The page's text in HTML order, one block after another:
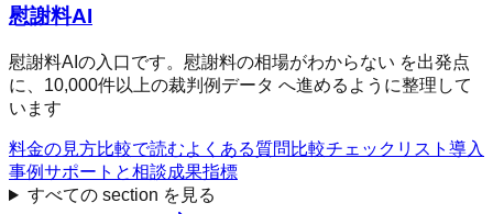
慰謝料AI
慰謝料AIの入口です。慰謝料の相場がわからない を出発点
に、10,000件以上の裁判例データ へ進めるように整理して
います
料金の見方比較で読むよくある質問 比較チェックリスト 導入
事例サポートと相談成果指標
すべての section を見る